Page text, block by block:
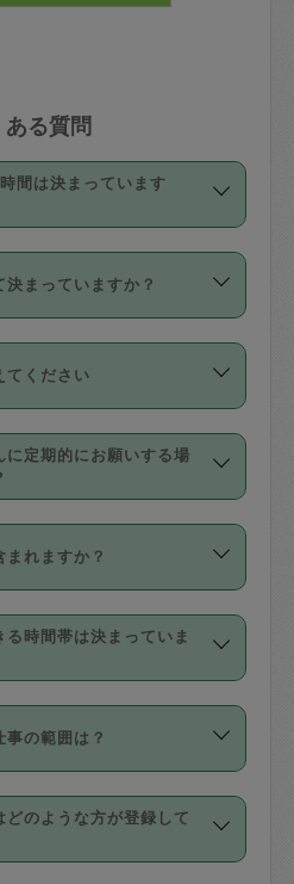
ある質問
間は決まっています
間固定です。3時間を
場合は、延長機能をご
能をご利用いただくに
ことが必要です。な
っても、値引き等はござ
まっていますか？
中からタスカジさん自
設定しています。
格設定には最初は制限
件数、レビューの平均
設定可能な最高額が上
になっています。
てください
ジットカード（Visa／
EXPRESS／
みとなります。
ください。プロフィー
力いただかなくても大
プリペイドカード（Vプ
など）は支払にはご利
いも対応していませ
んの交通費も、依頼料
せてお支払いとなりま
に定期的にお願いする場
ト」と「定期（毎週｜
「定期」の依頼は「ス
な料金でご利用できま
数は設けていない代わ
えたキャンセルは有償
場合は３回以上のキャ
円、隔週定期の場合
ンセルが有償（1200
れますか？
とは別途発生し、依頼
わせてお支払いとなり
額は「依頼の詳細」に
時間帯は決まっていま
ります。いずれも１回あ
１２時
１６時
２１時
の範囲は？
洗濯、買い物、料理、
スカジさんによってで
異なりますので、依頼
どのような方が登録して